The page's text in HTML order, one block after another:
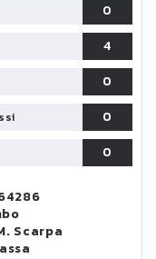
0
4
0
0
0
Scarpa